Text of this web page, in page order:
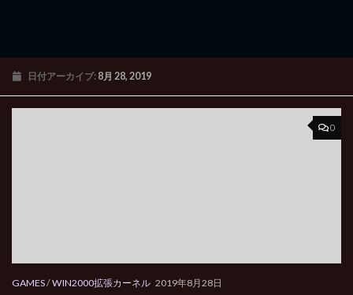
日付アーカイブ: 8月 28, 2019
0
GAMES/WIN2000拡張カーネル 2019年8月28日